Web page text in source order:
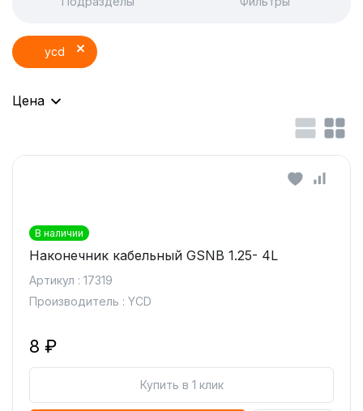
ycd
Цена
В наличии
Наконечник кабельный GSNB 1.25- 4L
Артикул : 17319
Производитель : YCD
8 ₽
Купить в 1 клик